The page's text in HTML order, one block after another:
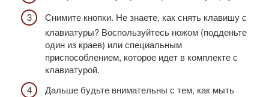
Снимите кнопки. Не знаете, как снять клавишу с
клавиатуры? Воспользуйтесь ножом (подденьте
один из краев) или специальным
приспособлением, которое идет в комплекте с
клавиатурой.
Дальше будьте внимательны с тем, как мыть